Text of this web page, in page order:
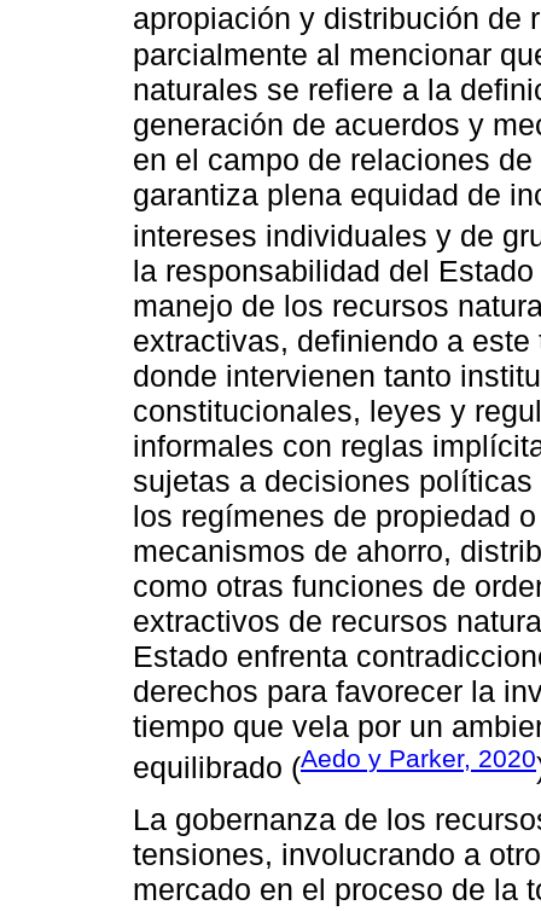
apropiación y distribución de
parcialmente al mencionar
naturales se refiere a la
generación de acuerdos y
en el campo de relaciones
garantiza plena equidad de
intereses individuales y de
la responsabilidad del
manejo de los recursos
extractivas, definiendo a
donde intervienen tanto
constitucionales, leyes y
informales con reglas
sujetas a decisiones
los regímenes de propiedad
mecanismos de ahorro,
como otras funciones de
extractivos de recursos
Estado enfrenta
derechos para favorecer la
tiempo que vela por un
equilibrado (Aedo y Parker, 2020
La gobernanza de los
tensiones, involucrando a
mercado en el proceso de la